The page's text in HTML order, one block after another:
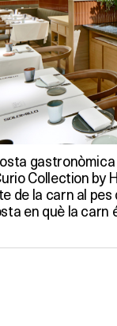
Collection by
de la carn al
en què la